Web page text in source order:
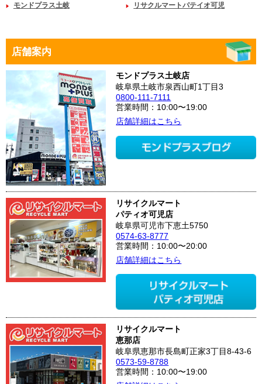
モンドプラス土岐 リサクルマートパテイオ可児
店舗案内
モンドプラス土岐店
岐阜県土岐市泉西山町1丁目3
0800-111-7111
営業時間：10:00〜19:00
店舗詳細はこちら
リサイクルマート
パティオ可児店
岐阜県可児市下恵土5750
0574-63-8777
営業時間：10:00〜20:00
店舗詳細はこちら
リサイクルマート
恵那店
岐阜県恵那市長島町正家3丁目8-43-6
0573-59-8788
営業時間：10:00〜19:00